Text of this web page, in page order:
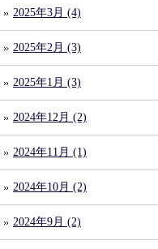
2025年3月 (4)
2025年2月 (3)
2025年1月 (3)
2024年12月 (2)
2024年11月 (1)
2024年10月 (2)
2024年9月 (2)